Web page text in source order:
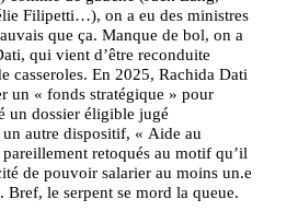
Filipetti…), on a eu des ministres
que ça. Manque de bol, on a
qui vient d’être reconduite
casseroles. En 2025, Rachida Dati
un « fonds stratégique » pour
un dossier éligible jugé
un autre dispositif, « Aide au
retoqués au motif qu’il
de pouvoir salarier au moins un.e
Bref, le serpent se mord la queue.